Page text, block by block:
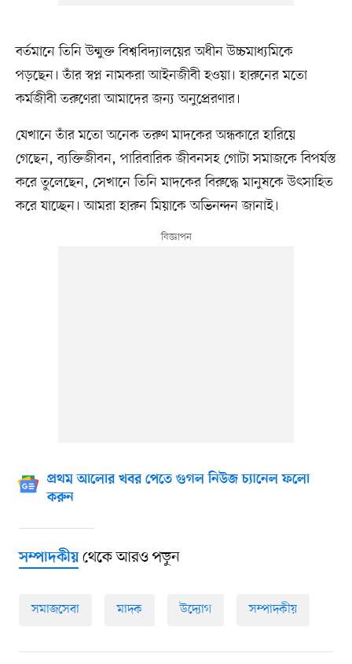
বর্তমানে তিনি উন্মুক্ত বিশ্ববিদ্যালয়ের অধীন উচ্চমাধ্যমিকে
পড়ছেন। তাঁর স্বপ্ন নামকরা আইনজীবী হওয়া। হারুনের মতো
কর্মজীবী তরুণেরা আমাদের জন্য অনুপ্রেরণার।
যেখানে তাঁর মতো অনেক তরুণ মাদকের অন্ধকারে হারিয়ে
গেছেন, ব্যক্তিজীবন, পারিবারিক জীবনসহ গোটা সমাজকে বিপর্যস্ত
করে তুলেছেন, সেখানে তিনি মাদকের বিরুদ্ধে মানুষকে উৎসাহিত
করে যাচ্ছেন। আমরা হারুন মিয়াকে অভিনন্দন জানাই।
প্রথম আলোর খবর পেতে গুগল নিউজ চ্যানেল ফলো
করুন
সম্পাদকীয়থেকে আরও পড়ুন
সমাজসেবা মাদক উদ্যোগ সম্পাদকীয়